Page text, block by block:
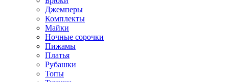
Джемперы
Комплекты
Майки
Ночные сорочки
Пижамы
Платья
Рубашки
Топы